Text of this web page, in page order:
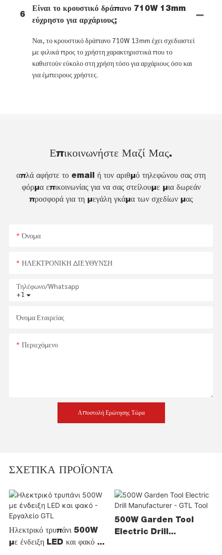
6
Είναι το κρουστικό δράπανο 710W 13mm
εύχρηστο για αρχάριους;
Ναι, το κρουστικό δράπανο 710W 13mm έχει σχεδιαστεί
με φιλικά προς το χρήστη χαρακτηριστικά που το
καθιστούν εύκολο στη χρήση τόσο για αρχάριους όσο και
για έμπειρους χρήστες.
Επικοινωνήστε Μαζί Μας.
απλά αφήστε το email ή τον αριθμό τηλεφώνου σας στη
φόρμα επικοινωνίας για να σας στείλουμε μια δωρεάν
προσφορά για τη μεγάλη γκάμα των σχεδίων μας
Όνομα
ΗΛΕΚΤΡΟΝΙΚΗ ΔΙΕΥΘΥΝΣΗ
+1
Τηλέφωνο/whatsapp
Όνομα Εταιρείας
Περιεχόμενο
Αποστολή Ερώτησης Τώρα
ΣΧΕΤΙΚΆ ΠΡΟΪΌΝΤΑ
Ηλεκτρικό τρυπάνι 500W
με ένδειξη LED και φακό -
500W Garden Tool
Electric Drill